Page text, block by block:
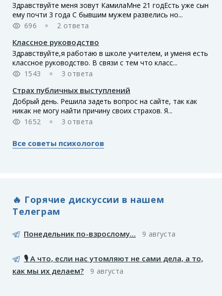
Здравствуйте меня зовут КамилаМне 21 годЕсть уже сын
ему почти 3 года С бывшим мужем развелись но...
696
2 ответа
Классное руководство
Здравствуйте,я работаю в школе учителем, и уменя есть
классное руководство. В связи с тем что класс...
1543
3 ответа
Страх публичных выступлений
Добрый день. Решила задеть вопрос на сайте, так как
никак не могу найти причину своих страхов. Я...
1652
3 ответа
Все советы психологов
🔥 Горячие дискуссии в нашем
Телеграм
Понедельник по-взрослому... 9 августа
🎙️ А что, если нас утомляют не сами дела, а то,
как мы их делаем?
9 августа